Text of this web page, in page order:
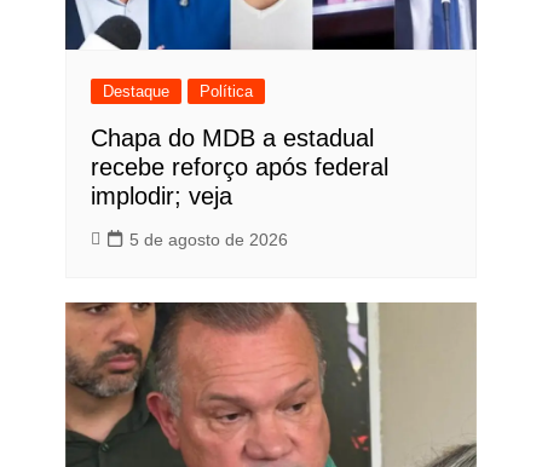
Destaque Política
Chapa do MDB a estadual
recebe reforço após federal
implodir; veja
5 de agosto de 2026